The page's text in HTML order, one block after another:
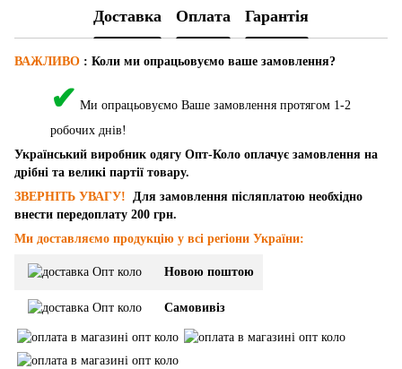
Доставка Оплата Гарантія
ВАЖЛИВО : Коли ми опрацьовуємо ваше замовлення?
✔ Ми опрацьовуємо Ваше замовлення протягом 1-2
робочих днів!
Український виробник одягу Опт-Коло оплачує замовлення на
дрібні та великі партії товару.
ЗВЕРНІТЬ УВАГУ!
Для замовлення післяплатою необхідно
внести передоплату 200 грн.
Ми доставляємо продукцію у всі регіони України:
Новою поштою
Самовивіз